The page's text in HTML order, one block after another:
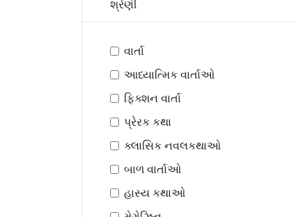
શ્રેણી
વાર્તા
આધ્યાત્મિક વાર્તાઓ
ફિક્શન વાર્તા
પ્રેરક કથા
ક્લાસિક નવલકથાઓ
બાળ વાર્તાઓ
હાસ્ય કથાઓ